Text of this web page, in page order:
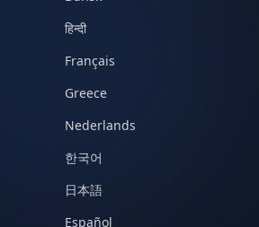
हिन्दी
Français
Greece
Nederlands
한국어
日本語
Español